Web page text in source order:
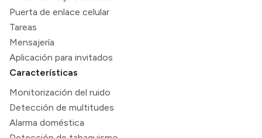
Puerta de enlace celular
Tareas
Mensajería
Aplicación para invitados
Características
Monitorización del ruido
Detección de multitudes
Alarma doméstica